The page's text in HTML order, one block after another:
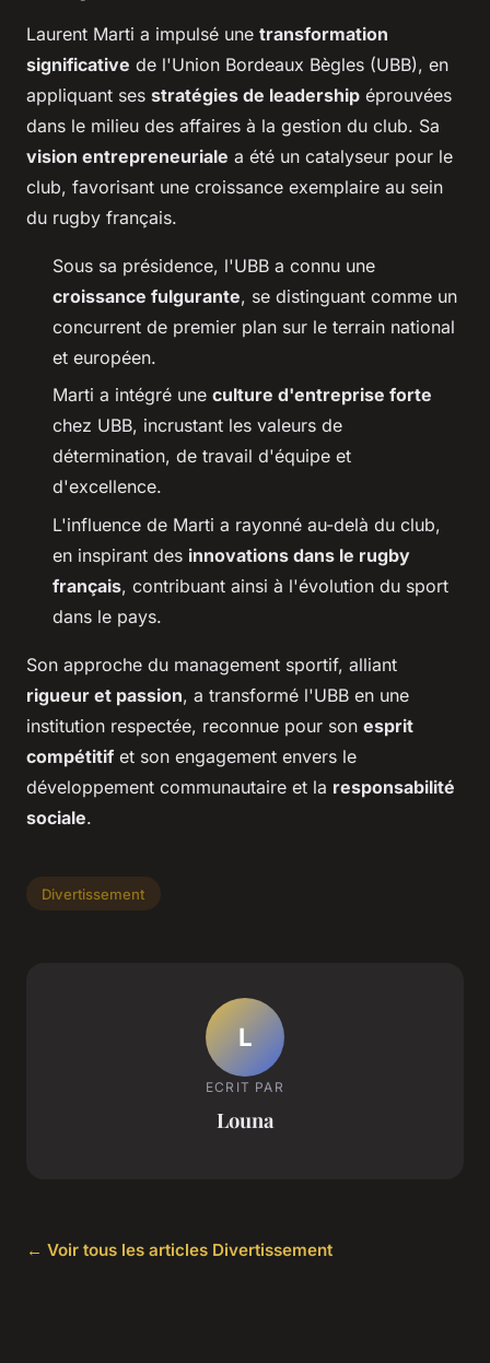
Laurent Marti a impulsé une transformation
significative de l'Union Bordeaux Bègles (UBB), en
appliquant ses stratégies de leadership éprouvées
dans le milieu des affaires à la gestion du club. Sa
vision entrepreneuriale a été un catalyseur pour le
club, favorisant une croissance exemplaire au sein
du rugby français.
Sous sa présidence, l'UBB a connu une
croissance fulgurante, se distinguant comme un
concurrent de premier plan sur le terrain national
et européen.
Marti a intégré une culture d'entreprise forte
chez UBB, incrustant les valeurs de
détermination, de travail d'équipe et
d'excellence.
L'influence de Marti a rayonné au-delà du club,
en inspirant des innovations dans le rugby
français, contribuant ainsi à l'évolution du sport
dans le pays.
Son approche du management sportif, alliant
rigueur et passion, a transformé l'UBB en une
institution respectée, reconnue pour son esprit
compétitif et son engagement envers le
développement communautaire et la responsabilité
sociale.
Divertissement
L
ECRIT PAR
Louna
← Voir tous les articles Divertissement